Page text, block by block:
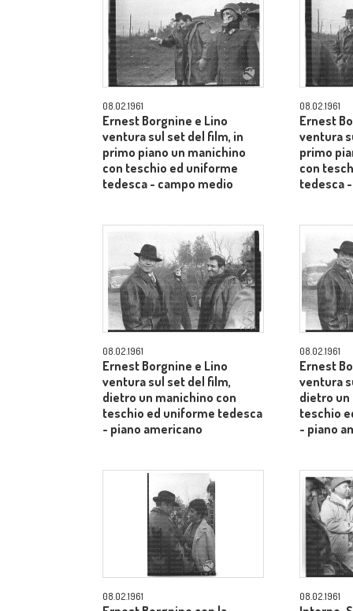
08.02.1961
Ernest Borgnine e Lino
ventura sul set del film, in
primo piano un manichino
con teschio ed uniforme
tedesca - campo medio
08.02.1961
Ernest
ventura
primo
con
tedesca
08.02.1961
Ernest Borgnine e Lino
ventura sul set del film,
dietro un manichino con
teschio ed uniforme tedesca
- piano americano
08.02.1961
Ernest
ventura
dietro un
teschio
- piano
08.02.1961 08.02.1961